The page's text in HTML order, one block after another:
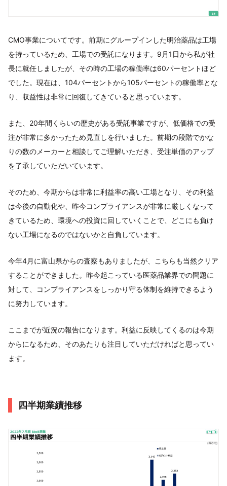
CMO事業についてです。前期にグループインした明治薬品は工場
を持っているため、工場での受託になります。9月1日から私が社
長に就任しましたが、その時の工場の稼働率は60パーセントほど
でした。現在は、104パーセントから105パーセントの稼働率とな
り、収益性は非常に回復してきていると思っています。
また、20年間くらいの歴史がある受託事業ですが、低価格での受
注が非常に多かったため見直しを行いました。前期の段階でかな
りの数のメーカーと相談してご理解いただき、受注単価のアップ
を了承していただいています。
そのため、今期からは非常に利益率の高い工場となり、その利益
は今後の自動化や、昨今コンプライアンスが非常に厳しくなって
きているため、環境への投資に回していくことで、どこにも負け
ない工場になるのではないかと自負しています。
今年4月に富山県からの査察もありましたが、こちらも当然クリア
することができました。昨今起こっている医薬品業界での問題に
対して、コンプライアンスをしっかり守る体制を維持できるよう
に努力しています。
ここまでが近況の報告になります。利益に反映してくるのは今期
からになるため、そのあたりも注目していただければと思ってい
ます。
四半期業績推移